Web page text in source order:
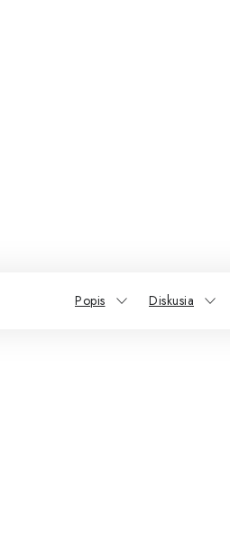
Popis Diskusia